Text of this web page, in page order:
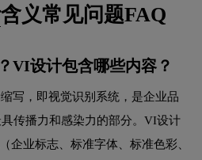
含义常见问题FAQ
VI设计包含哪些内容？
写，即视觉识别系统，是企业品
传播力和感染力的部分。VI设计
企业标志、标准字体、标准色彩、